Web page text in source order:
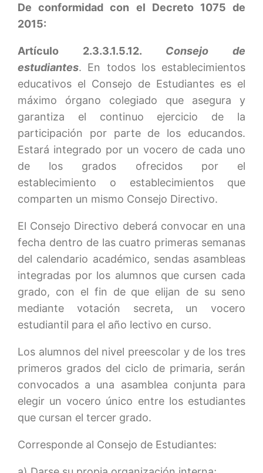
De conformidad con el Decreto 1075 de
2015:
Artículo 2.3.3.1.5.12. Consejo de
estudiantes. En todos los establecimientos
educativos el Consejo de Estudiantes es el
máximo órgano colegiado que asegura y
garantiza el continuo ejercicio de la
participación por parte de los educandos.
Estará integrado por un vocero de cada uno
de los grados ofrecidos por el
establecimiento o establecimientos que
comparten un mismo Consejo Directivo.
El Consejo Directivo deberá convocar en una
fecha dentro de las cuatro primeras semanas
del calendario académico, sendas asambleas
integradas por los alumnos que cursen cada
grado, con el fin de que elijan de su seno
mediante votación secreta, un vocero
estudiantil para el año lectivo en curso.
Los alumnos del nivel preescolar y de los tres
primeros grados del ciclo de primaria, serán
convocados a una asamblea conjunta para
elegir un vocero único entre los estudiantes
que cursan el tercer grado.
Corresponde al Consejo de Estudiantes: